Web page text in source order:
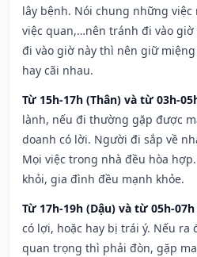
lây bệnh. Nói chung những
việc quan,…nên tránh đi vào giờ
đi vào giờ này thì nên giữ
hay cãi nhau.
Từ 15h-17h (Thân) và từ 03h-
lành, nếu đi thường gặp được
doanh có lời. Người đi sắp về
Mọi việc trong nhà đều hòa
khỏi, gia đình đều mạnh khỏe.
Từ 17h-19h (Dậu) và từ 05h-
có lợi, hoặc hay bị trái ý. Nếu ra
quan trọng thì phải đòn, gặp